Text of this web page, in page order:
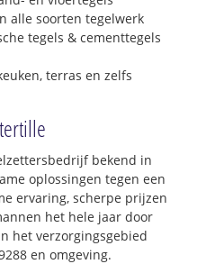
alle soorten tegelwerk
tegels & cementtegels
terras en zelfs
bekend in
oplossingen tegen een
ervaring, scherpe prijzen
het hele jaar door
het verzorgingsgebied
en omgeving.